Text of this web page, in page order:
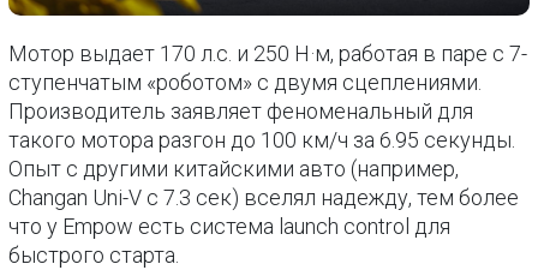
Мотор выдает 170 л.с. и 250 Н·м, работая в паре с 7-
ступенчатым «роботом» с двумя сцеплениями.
Производитель заявляет феноменальный для
такого мотора разгон до 100 км/ч за 6.95 секунды.
Опыт с другими китайскими авто (например,
Changan Uni-V с 7.3 сек) вселял надежду, тем более
что у Empow есть система launch control для
быстрого старта.